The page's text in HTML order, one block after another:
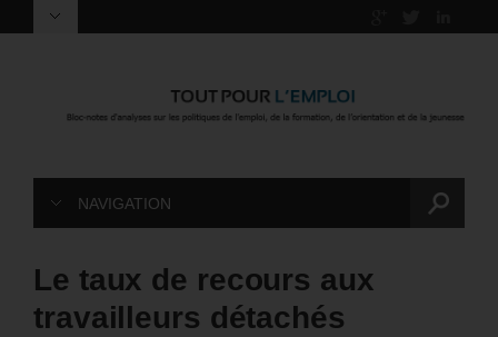
NAVIGATION
Le taux de recours aux
travailleurs détachés